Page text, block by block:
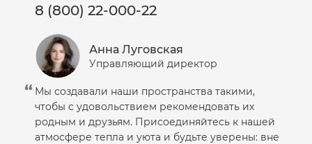
8 (800) 22-000-22
Анна Луговская
Управляющий директор
Мы создавали наши пространства такими,
чтобы с удовольствием рекомендовать их
родным и друзьям. Присоединяйтесь к нашей
атмосфере тепла и уюта и будьте уверены: вне